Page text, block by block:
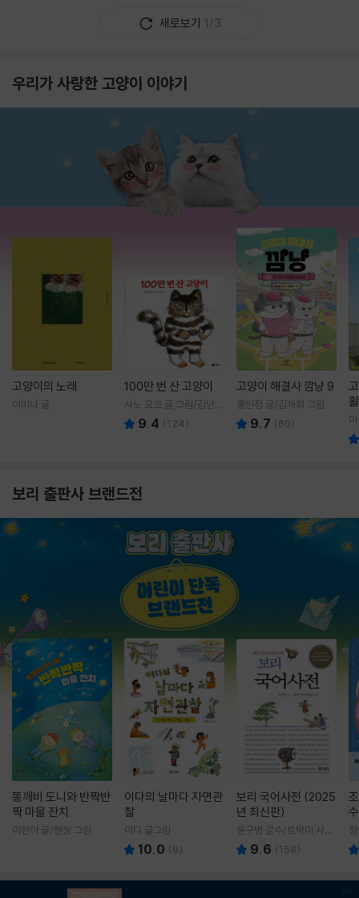
새로보기 1/3
우리가 사랑한 고양이 이야기
고양이의 노래
이미나 글
100만 번 산 고양이
사노 요코 글,그림/김난주
역 9.4 (124)
고양이 해결사 깜냥 9
홍민정 글/김재희 그림
9.7 (60)
보리 출판사 브랜드전
똥깨비 도니와 반짝반
짝 마을 잔치
이현아 글/핸짱 그림
이다의 날마다 자연관
찰
이다 글그림
10.0 (9)
보리 국어사전 (2025
년 최신판)
윤구병 감수/토박이 사전
편찬실 편
9.6 (158)